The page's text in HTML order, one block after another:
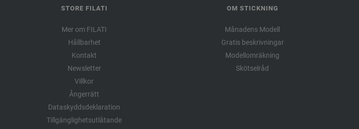
STORE FILATI
Mer om FILATI
Hållbarhet
Kontakt
Newsletter
Villkor
Ångerrätt
Dataskyddsdeklaration
Tillgänglighetsutlåtande
OM STICKNING
Månadens Modell
Gratis beskrivningar
Modellomräkning
Skötselråd